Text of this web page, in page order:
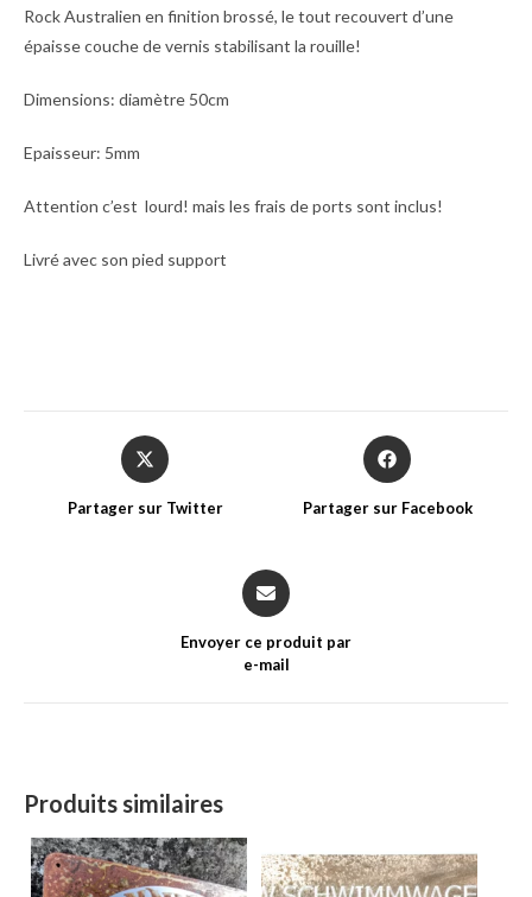
Rock Australien en finition brossé, le tout recouvert d’une
épaisse couche de vernis stabilisant la rouille!
Dimensions: diamètre 50cm
Epaisseur: 5mm
Attention c’est lourd! mais les frais de ports sont inclus!
Livré avec son pied support
Opens
in
Partager sur Twitter
Opens
in
Partager sur Facebook
Opens
in
new
Envoyer ce produit par
e-mail
Produits similaires